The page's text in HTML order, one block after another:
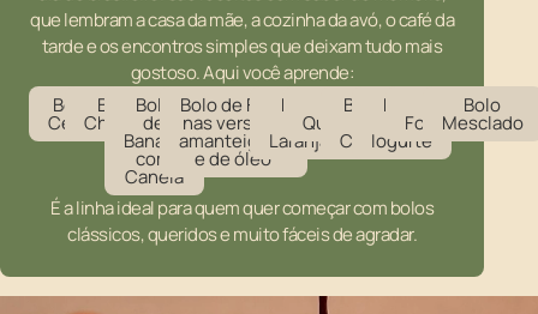
que lembram a casa da mãe, a cozinha da avó, o café da
tarde e os encontros simples que deixam tudo mais
gostoso. Aqui você aprende:
Bolo de
Cenoura
Bolo de
Chocolate
Bolo
de
Banana
com
Canela
Bolo de Fubá
nas versões
amanteigada
e de óleo
Bolo
de
Laranja
Bolo
Queijadinha
Bolo
Coco
Bolo
de
Iogurte
Bolo
Formigueiro
Bolo
Mesclado
É a linha ideal para quem quer começar com bolos
clássicos, queridos e muito fáceis de agradar.